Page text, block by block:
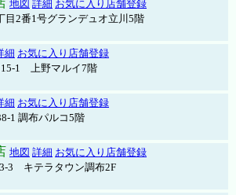
地図 詳細 お気に入り店舗登録
目2番1号グランデュオ立川5階
細 お気に入り店舗登録
15-1 上野マルイ7階
細 お気に入り店舗登録
1 調布パルコ5階
地図 詳細 お気に入り店舗登録
3 キテラタウン調布2F